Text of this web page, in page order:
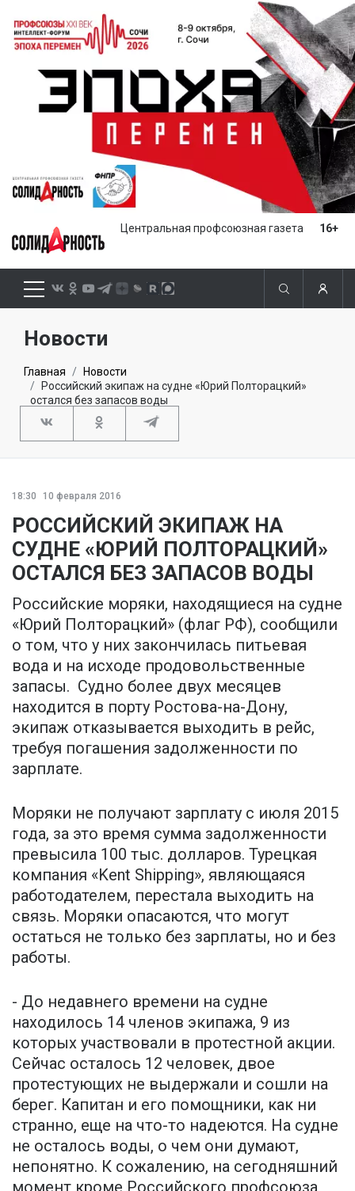
Центральная профсоюзная газета 16+
Новости
Главная
Новости
Российский экипаж на судне «Юрий Полторацкий»
остался без запасов воды
18:30 10 февраля 2016
РОССИЙСКИЙ ЭКИПАЖ НА
СУДНЕ «ЮРИЙ ПОЛТОРАЦКИЙ»
ОСТАЛСЯ БЕЗ ЗАПАСОВ ВОДЫ
Российские моряки, находящиеся на судне
«Юрий Полторацкий» (флаг РФ), сообщили
о том, что у них закончилась питьевая
вода и на исходе продовольственные
запасы. Судно более двух месяцев
находится в порту Ростова-на-Дону,
экипаж отказывается выходить в рейс,
требуя погашения задолженности по
зарплате.
Моряки не получают зарплату с июля 2015
года, за это время сумма задолженности
превысила 100 тыс. долларов. Турецкая
компания «Kent Shipping», являющаяся
работодателем, перестала выходить на
связь. Моряки опасаются, что могут
остаться не только без зарплаты, но и без
работы.
- До недавнего времени на судне
находилось 14 членов экипажа, 9 из
которых участвовали в протестной акции.
Сейчас осталось 12 человек, двое
протестующих не выдержали и сошли на
берег. Капитан и его помощники, как ни
странно, еще на что-то надеются. На судне
не осталось воды, о чем они думают,
непонятно. К сожалению, на сегодняшний
момент кроме Российского профсоюза